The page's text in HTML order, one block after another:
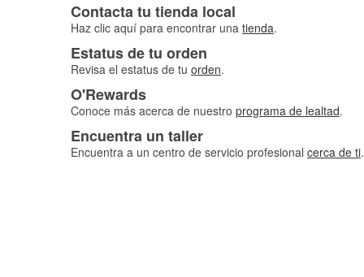
Contacta tu tienda local
Haz clic aquí para encontrar una tienda.
Estatus de tu orden
Revisa el estatus de tu orden.
O'Rewards
Conoce más acerca de nuestro programa de lealtad.
Encuentra un taller
Encuentra a un centro de servicio profesional cerca de ti.